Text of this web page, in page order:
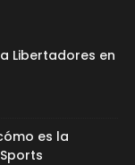
Libertadores en
es la